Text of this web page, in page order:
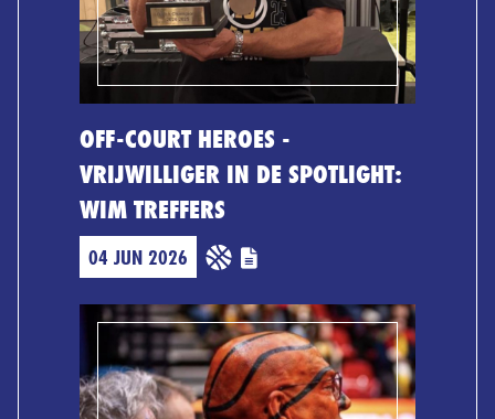
OFF-COURT HEROES -
VRIJWILLIGER IN DE SPOTLIGHT:
WIM TREFFERS
04 JUN 2026